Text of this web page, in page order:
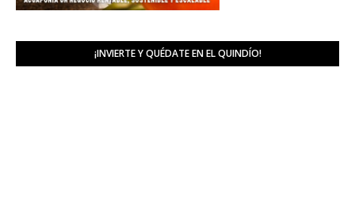
¡INVIERTE Y QUÉDATE EN EL QUINDÍO!